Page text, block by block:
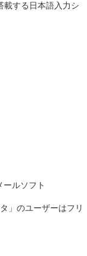
載する日本語入力シ
ールソフト
」のユーザーはフリ